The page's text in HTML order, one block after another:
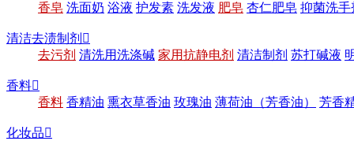
香皂 洗面奶 浴液 护发素 洗发液 肥皂 杏仁肥皂 抑菌洗手
清洁去渍制剂 
去污剂 清洗用洗涤碱 家用抗静电剂 清洁制剂 苏打碱液
香料
香料 香精油 熏衣草香油 玫瑰油 薄荷油（芳香油） 芳香
化妆品